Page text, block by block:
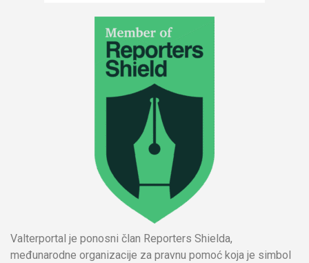
Valterportal je ponosni član Reporters Shielda,
međunarodne organizacije za pravnu pomoć koja je simbol